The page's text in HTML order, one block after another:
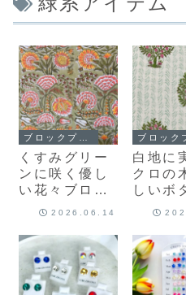
くすみグリー
ンに咲く優し
い花々ブロッ
クプリント布
のコットン生
地｜幅
110cm・
50cm単位販
2026.06.14
白地に
クロの
しいボ
ル柄ブ
ンド手
コット
｜幅
50cm